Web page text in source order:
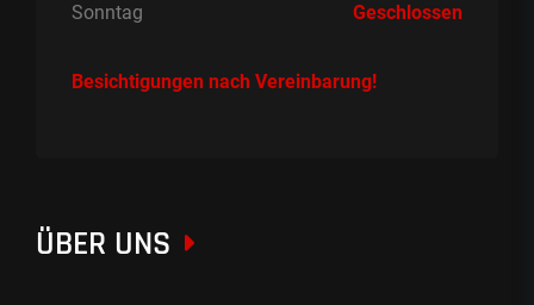
Sonntag Geschlossen
Besichtigungen nach Vereinbarung!
ÜBER UNS